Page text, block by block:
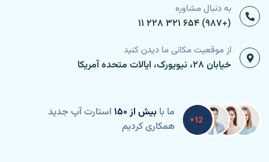
به دنبال مشاوره
(+987) 654 321 228 11
از موقعیت مکانی ما دیدن کنید
خیابان 28، نیویورک، ایالات متحده آمریکا
ما با بیش از 150
استارت آپ جدید
همکاری کردیم